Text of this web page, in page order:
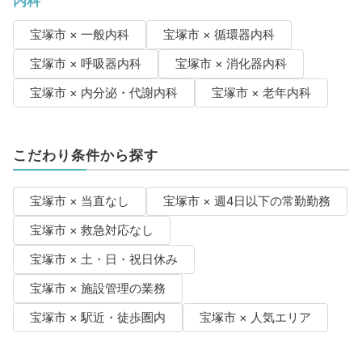
宝塚市 × 一般内科
宝塚市 × 循環器内科
宝塚市 × 呼吸器内科
宝塚市 × 消化器内科
宝塚市 × 内分泌・代謝内科
宝塚市 × 老年内科
こだわり条件から探す
宝塚市 × 当直なし
宝塚市 × 週4日以下の常勤勤務
宝塚市 × 救急対応なし
宝塚市 × 土・日・祝日休み
宝塚市 × 施設管理の業務
宝塚市 × 駅近・徒歩圏内
宝塚市 × 人気エリア